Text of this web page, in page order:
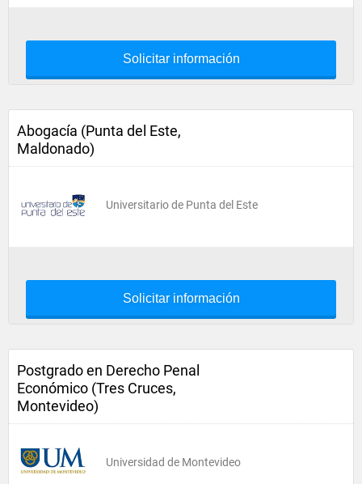
Solicitar información
Abogacía (Punta del Este,
Maldonado)
Universitario de Punta del Este
Solicitar información
Postgrado en Derecho Penal
Económico (Tres Cruces,
Montevideo)
Universidad de Montevideo